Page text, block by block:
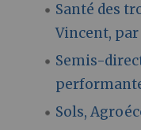
Santé des
Vincent,
Semis-
Sols,